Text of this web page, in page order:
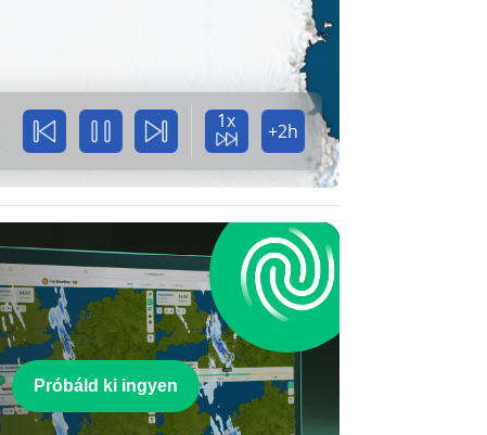
1x +2h
Próbáld ki ingyen